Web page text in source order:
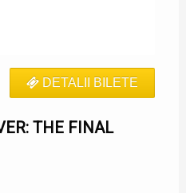
DETALII BILETE
THE FINAL